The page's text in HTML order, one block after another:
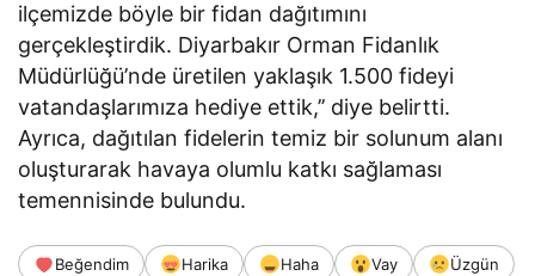
ilçemizde böyle bir fidan dağıtımını
gerçekleştirdik. Diyarbakır Orman Fidanlık
Müdürlüğü’nde üretilen yaklaşık 1.500 fideyi
vatandaşlarımıza hediye ettik,’’ diye belirtti.
Ayrıca, dağıtılan fidelerin temiz bir solunum alanı
oluşturarak havaya olumlu katkı sağlaması
temennisinde bulundu.
Beğendim Harika Haha Vay
Üzgün